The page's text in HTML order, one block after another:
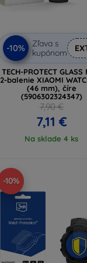
-10%
Zľava s
kupónom
TECH-PROTECT GLASS
2-balenie XIAOMI
(46 mm), číre
(5906302324347)
7,90 €
7,11 €
Na sklade 4 ks
-10%